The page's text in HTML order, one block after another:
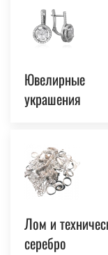
Ювелирные
украшения
Лом и
серебро